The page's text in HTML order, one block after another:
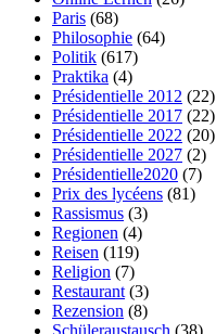
Paris (68)
Philosophie (64)
Politik (617)
Praktika (4)
Présidentielle 2012 (22)
Présidentielle 2017 (22)
Présidentielle 2022 (20)
Présidentielle 2027 (2)
Présidentielle2020 (7)
Prix des lycéens (81)
Rassismus (3)
Regionen (4)
Reisen (119)
Religion (7)
Restaurant (3)
Rezension (8)